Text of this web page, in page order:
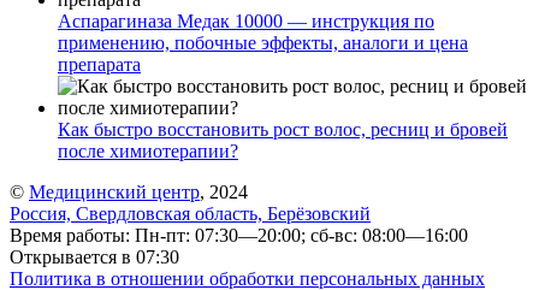
Аспарагиназа Медак 10000 — инструкция по
применению, побочные эффекты, аналоги и цена
препарата
Как быстро восстановить рост волос, ресниц и бровей
после химиотерапии?
© Медицинский центр, 2024
Россия, Свердловская область, Берёзовский
Время работы: Пн-пт: 07:30—20:00; сб-вс: 08:00—16:00
Открывается в 07:30
Политика в отношении обработки персональных данных